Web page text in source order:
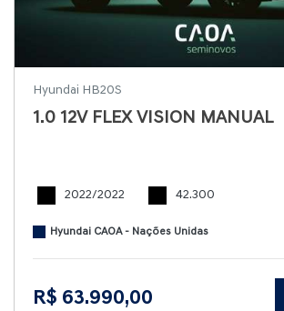
Hyundai HB20S
1.0 12V FLEX VISION MANUAL
2022/2022 42.300
Hyundai CAOA - Nações Unidas
R$ 63.990,00